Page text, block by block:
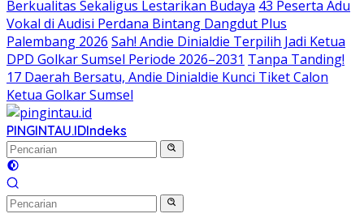
Berkualitas Sekaligus Lestarikan Budaya 43 Peserta Adu
Vokal di Audisi Perdana Bintang Dangdut Plus
Palembang 2026 Sah! Andie Dinialdie Terpilih Jadi Ketua
DPD Golkar Sumsel Periode 2026–2031 Tanpa Tanding!
17 Daerah Bersatu, Andie Dinialdie Kunci Tiket Calon
Ketua Golkar Sumsel
PINGINTAU.IDIndeks